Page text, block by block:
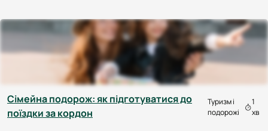
Сімейна подорож: як підготуватися до
поїздки за кордон
Туризм і
подорожі
1
хв